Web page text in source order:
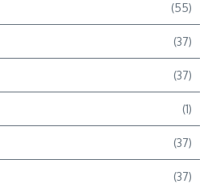
(55)
(37)
(37)
(1)
(37)
(37)